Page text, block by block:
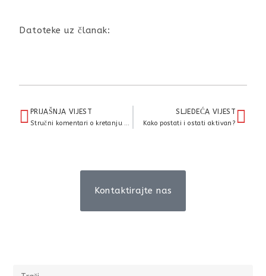
Datoteke uz članak:
PRIJAŠNJA VIJEST
Stručni komentari o kretanju zaraznih bolesti
SLJEDEĆA VIJEST
Kako postati i ostati aktivan?
Kontaktirajte nas